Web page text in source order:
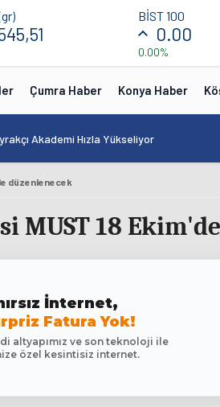
BİST 100
0.00
0.00%
Çumra Haber Konya Haber
Akademi Hızla Yükseliyor
düzenlenecek
MUST 18
İnternet,
Fatura Yok!
altyapımız ve son teknoloji ile
özel kesintisiz internet.